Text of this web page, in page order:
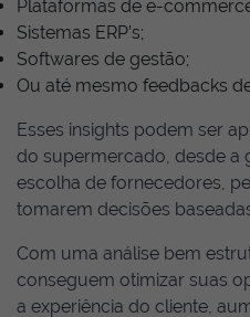
Plataformas de e-
Sistemas ERP’s;
Softwares de gestão;
Ou até mesmo feedbacks
Esses insights podem ser
do supermercado, desde a
escolha de fornecedores,
tomarem decisões
Com uma análise bem
conseguem otimizar suas
a experiência do cliente,